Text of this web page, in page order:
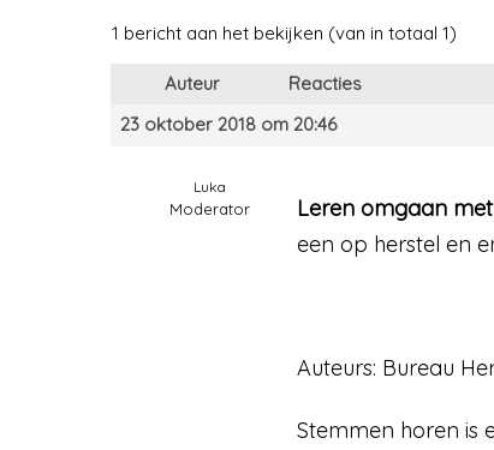
1 bericht aan het bekijken (van in totaal 1)
Auteur
Reacties
23 oktober 2018 om 20:46
Luka
Moderator
Leren omgaan
een op herstel en
Auteurs: Bureau
Stemmen horen is